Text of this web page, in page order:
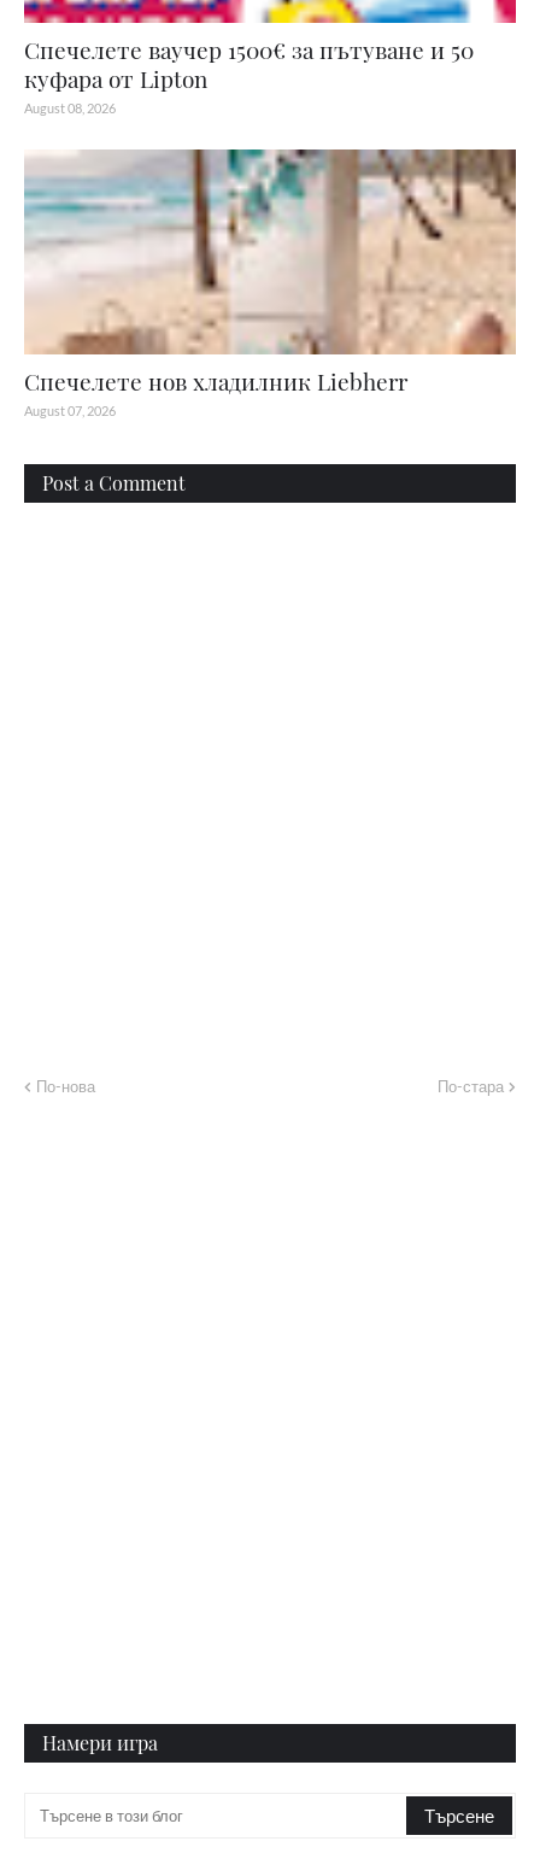
Спечелете ваучер 1500€ за пътуване и 50
куфара от Lipton
August 08, 2026
Спечелете нов хладилник Liebherr
August 07, 2026
Post a Comment
По-нова По-стара
Намери игра